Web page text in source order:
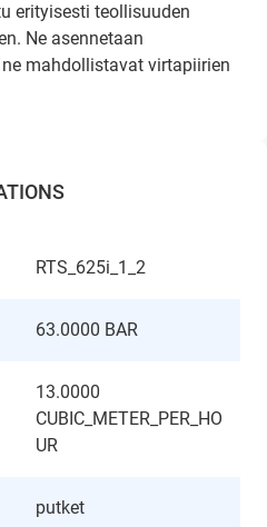
erityisesti teollisuuden
Ne asennetaan
mahdollistavat virtapiirien
RTS_625i_1_2
63.0000 BAR
13.0000
CUBIC_METER_PER_HO
UR
putket